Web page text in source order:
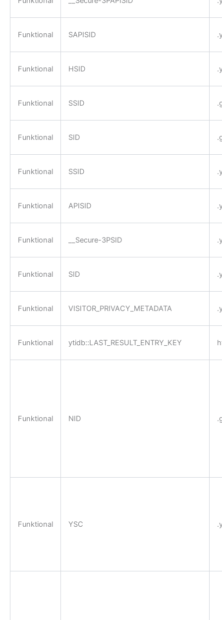
Funktional SAPISID
Funktional HSID
Funktional SSID
Funktional SID
Funktional SSID
Funktional APISID
Funktional __Secure-3PSID
Funktional SID
Funktional VISITOR_PRIVACY_METADATA
Funktional ytidb::LAST_RESULT_ENTRY_KEY
Funktional NID
Funktional YSC